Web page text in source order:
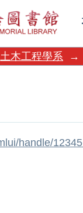
土木工程學系 →
handle/